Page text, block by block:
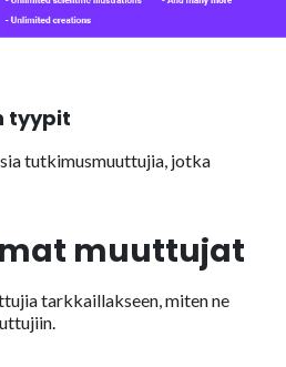
tyypit
tutkimusmuuttujia, jotka
muuttujat
tarkkaillakseen, miten ne